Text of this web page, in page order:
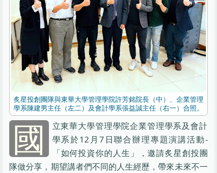
炙星投創團隊與東華大學管理學院許芳銘院長（中）、企業管理
學系陳建男主任（左二）及會計學系張益誠主任（右一）合照。
國
立東華大學管理學院企業管理學系及會計
學系於12月7日聯合辦理專題演講活動-
「如何投資你的人生」，邀請炙星創投團
隊做分享，期望講者們不同的人生經歷，帶來未來不一